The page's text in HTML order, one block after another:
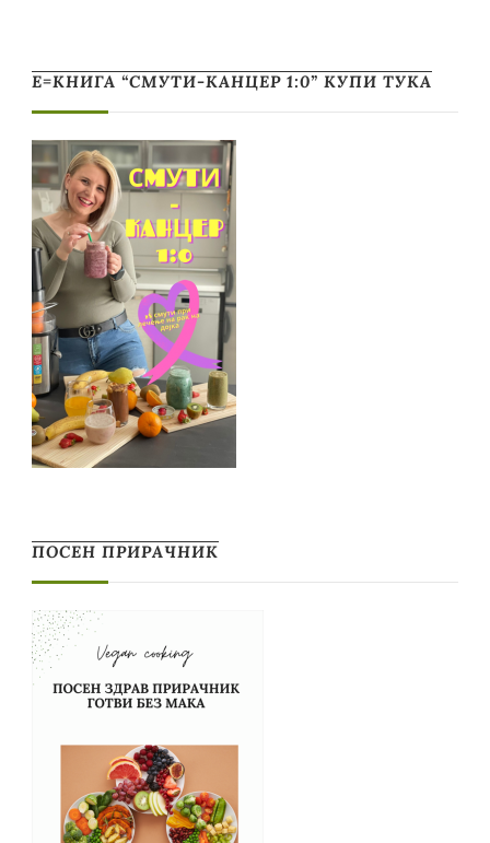
Е=КНИГА “СМУТИ-КАНЦЕР 1:0” КУПИ ТУКА
ПОСЕН ПРИРАЧНИК